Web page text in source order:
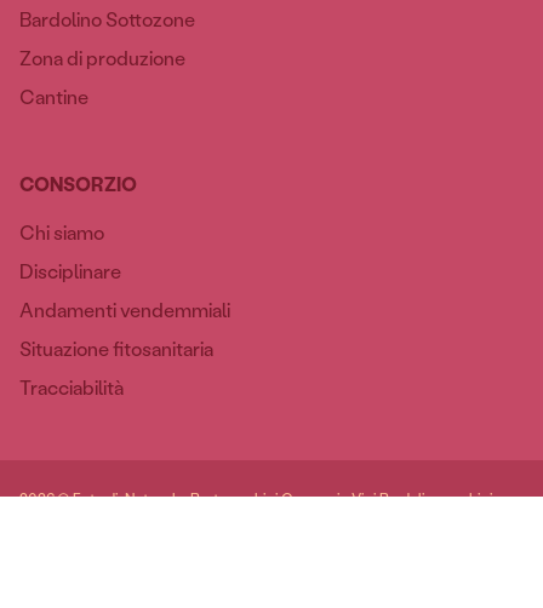
Bardolino Sottozone
Zona di produzione
Cantine
CONSORZIO
Chi siamo
Disciplinare
Andamenti vendemmiali
Situazione fitosanitaria
Tracciabilità
2026 © Foto di: Natascha Berto, archivi Consorzio Vini Bardolino, archivi